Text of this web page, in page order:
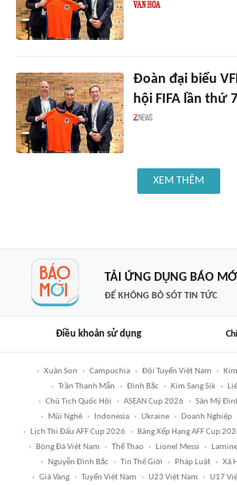
Đoàn đại biểu
hội FIFA lần thứ
XEM THÊM
TẢI ỨNG DỤNG BÁO MỚI
ĐỂ KHÔNG BỎ SÓT TIN TỨC
Điều khoản sử dụng
Xuân Son Campuchia Đội Tuyển Việt Nam
Trần Thanh Mẫn
Đình Bắc Kim Sang Sik
Chủ Tịch Quốc Hội
ASEAN Cup 2026 Sân Mỹ
Mũi Nghê
Indonesia Ukraine Doanh Nghiệp
Lịch Thi Đấu AFF Cup 2026
Bảng Xếp Hạng AFF Cup
Bóng Đá Việt Nam
Thể Thao Lionel Messi
Nguyễn Đình Bắc
Tin Thế Giới Pháp Luật Xã
Giá Vàng
Tuyển Việt Nam U23 Việt Nam U17